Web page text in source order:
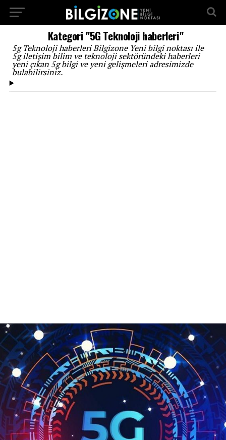
Kategori "5G Teknoloji haberleri"
5g Teknoloji haberleri Bilgizone Yeni bilgi noktası ile
5g iletişim bilim ve teknoloji sektöründeki haberleri
yeni çıkan 5g bilgi ve yeni gelişmeleri adresimizde
bulabilirsiniz.